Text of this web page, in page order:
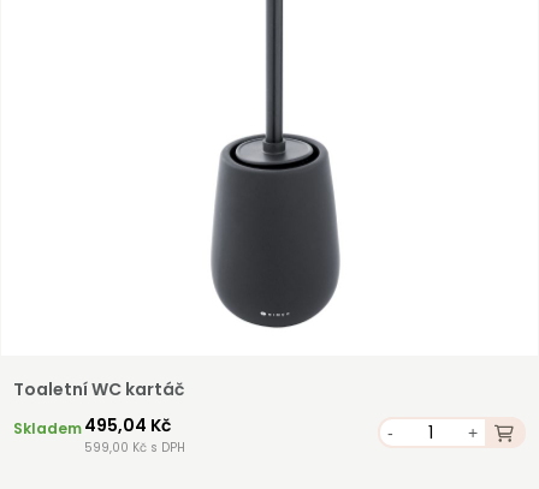
Toaletní WC kartáč
Skladem495,04 Kč
599,00 Kč s DPH
- +